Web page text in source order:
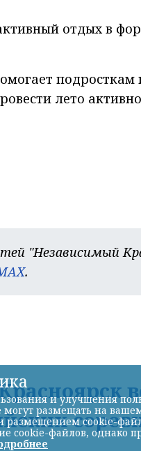
отдых в
подросткам
лето
"Независимый
.
и улучшения
размещать на
cookie-
cookie-файлов,